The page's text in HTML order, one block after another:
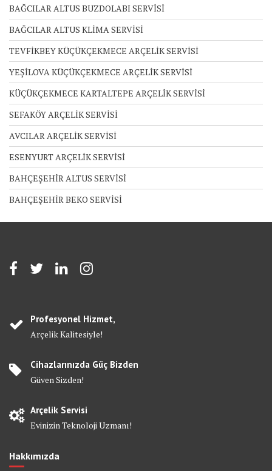
BAĞCILAR ALTUS BUZDOLABI SERVİSİ
BAĞCILAR ALTUS KLİMA SERVİSİ
TEVFİKBEY KÜÇÜKÇEKMECE ARÇELİK SERVİSİ
YEŞİLOVA KÜÇÜKÇEKMECE ARÇELİK SERVİSİ
KÜÇÜKÇEKMECE KARTALTEPE ARÇELİK SERVİSİ
SEFAKÖY ARÇELİK SERVİSİ
AVCILAR ARÇELİK SERVİSİ
ESENYURT ARÇELİK SERVİSİ
BAHÇEŞEHİR ALTUS SERVİSİ
BAHÇEŞEHİR BEKO SERVİSİ
Profesyonel Hizmet,
Arçelik Kalitesiyle!
Cihazlarınızda Güç Bizden
Güven Sizden!
Arçelik Servisi
Evinizin Teknoloji Uzmanı!
Hakkımızda